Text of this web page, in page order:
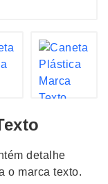
detalhe
o marca texto.